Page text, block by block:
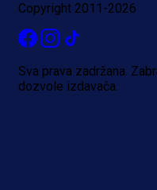
Copyright 2011-2026
Sva prava zadržana.
dozvole izdavača.